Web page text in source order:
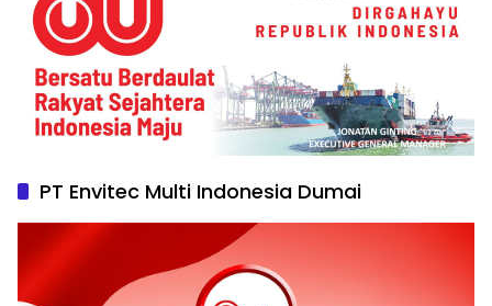
PT Envitec Multi Indonesia Dumai